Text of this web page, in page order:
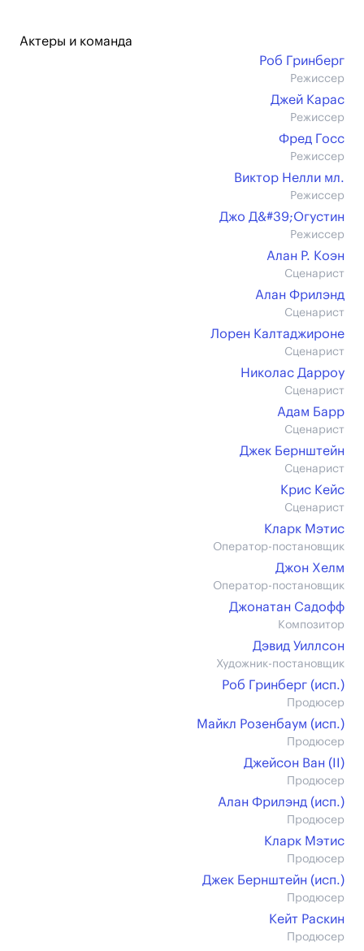
Актеры и команда
Роб Гринберг
Режиссер
Джей Карас
Режиссер
Фред Госс
Режиссер
Виктор Нелли мл.
Режиссер
Джо Д&#39;Огустин
Режиссер
Алан Р. Коэн
Сценарист
Алан Фрилэнд
Сценарист
Лорен Калтаджироне
Сценарист
Николас Дарроу
Сценарист
Адам Барр
Сценарист
Джек Бернштейн
Сценарист
Крис Кейс
Сценарист
Кларк Мэтис
Оператор-постановщик
Джон Хелм
Оператор-постановщик
Джонатан Садофф
Композитор
Дэвид Уиллсон
Художник-постановщик
Роб Гринберг (иcп.)
Продюсер
Майкл Розенбаум (иcп.)
Продюсер
Джейсон Ван (II)
Продюсер
Алан Фрилэнд (иcп.)
Продюсер
Кларк Мэтис
Продюсер
Джек Бернштейн (иcп.)
Продюсер
Кейт Раскин
Продюсер